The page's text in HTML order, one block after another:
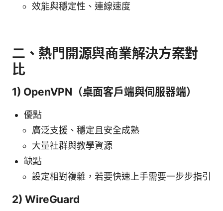
效能與穩定性、連線速度
二、熱門開源與商業解決方案對
比
1) OpenVPN（桌面客戶端與伺服器端）
優點
廣泛支援、穩定且安全成熟
大量社群與教學資源
缺點
設定相對複雜，若要快速上手需要一步步指引
2) WireGuard